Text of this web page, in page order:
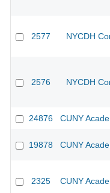
2577 NYCDH
2576 NYCDH
24876 CUNY
19878 CUNY
2325 CUNY